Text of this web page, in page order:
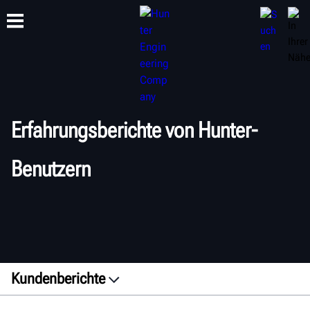
SCHULUNG
Erfahrungsberichte von Hunter-
Benutzern
Kundenberichte